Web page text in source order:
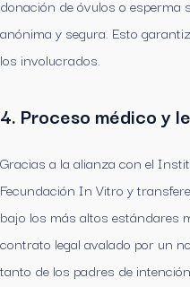
donación de óvulos o esperma
anónima y segura. Esto
los involucrados.
4. Proceso médico y
Gracias a la alianza con el
Fecundación In Vitro y
bajo los más altos estándares
contrato legal avalado por un
tanto de los padres de